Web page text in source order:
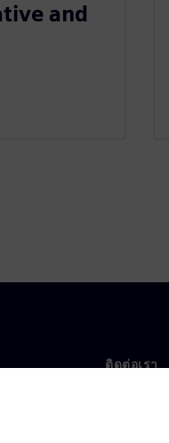
and
ติดต่อเรา